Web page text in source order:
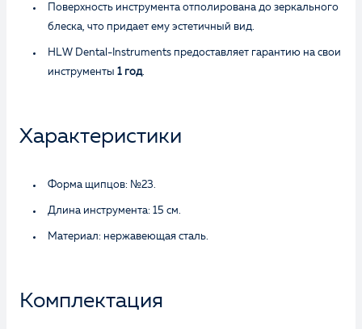
Поверхность инструмента отполирована до зеркального
блеска, что придает ему эстетичный вид.
HLW Dental-Instruments предоставляет гарантию на свои
инструменты 1 год.
Характеристики
Форма щипцов: №23.
Длина инструмента: 15 см.
Материал: нержавеющая сталь.
Комплектация